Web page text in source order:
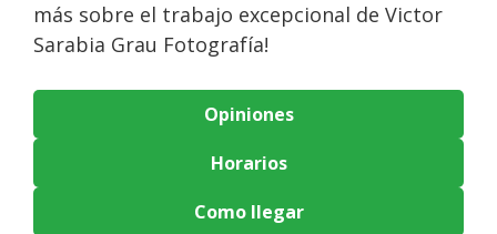
más sobre el trabajo excepcional de Victor
Sarabia Grau Fotografía!
Opiniones
Horarios
Como llegar